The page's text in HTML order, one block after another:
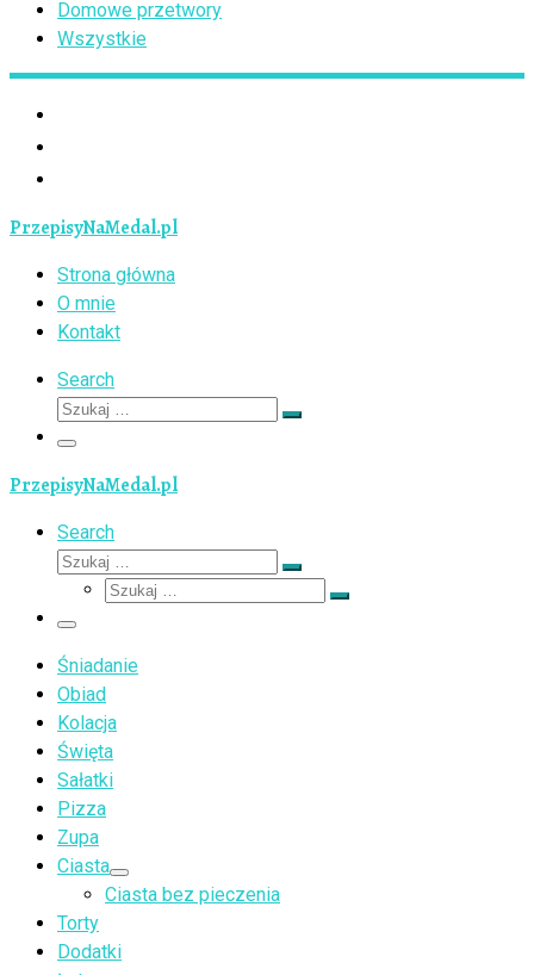
Domowe przetwory
Wszystkie
PrzepisyNaMedal.pl
Strona główna
O mnie
Kontakt
Search
Szukaj
Szukaj
Menu
PrzepisyNaMedal.pl
Search
Szukaj
Szukaj
Szukaj
Szukaj
Menu
Śniadanie
Obiad
Kolacja
Święta
Sałatki
Pizza
Zupa
Ciasta
Ciasta bez pieczenia
Torty
Dodatki